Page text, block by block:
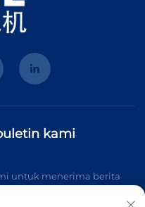
kami
untuk menerima berita